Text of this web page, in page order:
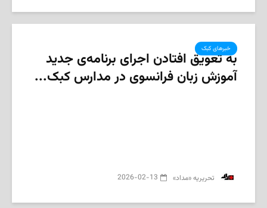
خبرهای کبک
به تعویق افتادن اجرای برنامه‌ی جدید
آموزش زبان فرانسوی در مدارس کبک...
‌ تحریریه «مداد» 2026-02-13